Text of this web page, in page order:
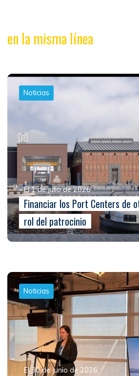
en la misma línea
Noticias
El 1 de julio de 2026
Financiar los Port Centers de
rol del patrocinio
Noticias
El 30 de junio de 2026